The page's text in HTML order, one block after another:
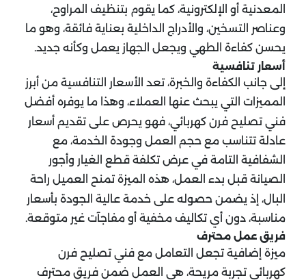
المعدنية أو الإلكترونية، كما يقوم بتنظيف المراوح،
وعناصر التسخين، والأدراج الداخلية بعناية فائقة، وهو ما
يحسن كفاءة الطهي ويجعل الجهاز يعمل وكأنه جديد.
أسعار تنافسية
إلى جانب الكفاءة والخبرة، تعد الأسعار التنافسية من أبرز
المميزات التي يبحث عنها العملاء، وهذا ما يوفره أفضل
فني تصليح فرن كهربائي، فهو يحرص على تقديم أسعار
عادلة تتناسب مع حجم العمل وجودة الخدمة، مع
الشفافية التامة في عرض تكلفة قطع الغيار وأجور
الصيانة قبل بدء العمل، هذه الميزة تمنح العميل راحة
البال، إذ يضمن حصوله على خدمة عالية الجودة بأسعار
مناسبة، دون أي تكاليف مخفية أو مفاجآت غير متوقعة.
فريق عمل محترف
ميزة إضافية تجعل التعامل مع فني تصليح فرن
كهربائي تجربة مريحة، هي العمل ضمن فريق محترف